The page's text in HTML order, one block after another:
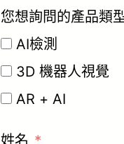
您想詢問的產品類
AI檢測
3D 機器人視覺
AR + AI
姓名